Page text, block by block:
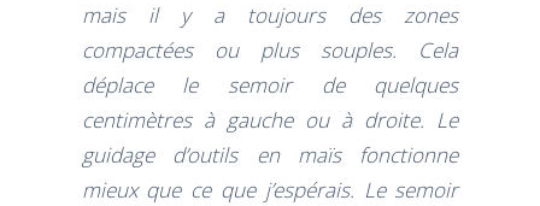
mais il y a toujours des zones
compactées ou plus souples. Cela
déplace le semoir de quelques
centimètres à gauche ou à droite. Le
guidage d’outils en maïs fonctionne
mieux que ce que j’espérais. Le semoir